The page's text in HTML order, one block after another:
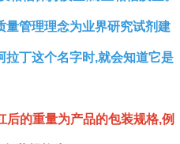
量管理理念为业界研究试剂建
拉丁这个名字时,就会知道它是
的重量为产品的包装规格,例